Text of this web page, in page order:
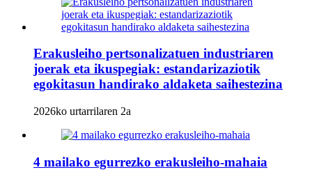
Erakusleiho pertsonalizatuen industriaren
joerak eta ikuspegiak: estandarizaziotik
egokitasun handirako aldaketa saihestezina
2026ko urtarrilaren 2a
4 mailako egurrezko erakusleiho-mahaia